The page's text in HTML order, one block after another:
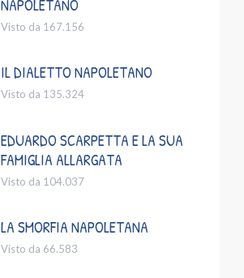
NAPOLETANO
Visto da 167.156
IL DIALETTO NAPOLETANO
Visto da 135.324
EDUARDO SCARPETTA E LA SUA
FAMIGLIA ALLARGATA
Visto da 104.037
LA SMORFIA NAPOLETANA
Visto da 66.583